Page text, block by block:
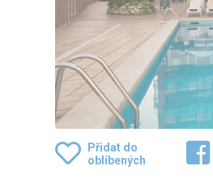
Přidat do
oblíbených